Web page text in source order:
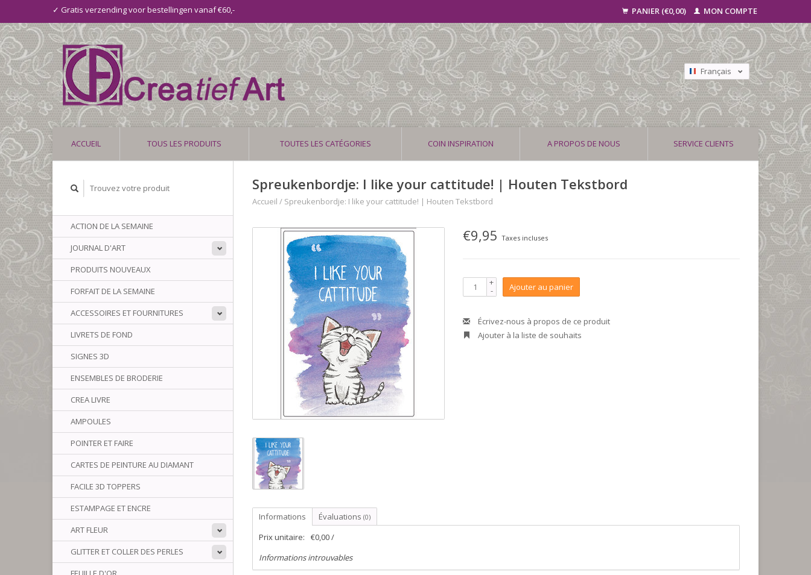
✓ Gratis verzending voor bestellingen vanaf €60,- PANIER (€0,00) MON COMPTE
Français
Nederlands
Deutsch
ACCUEIL TOUS LES PRODUITS TOUTES LES CATÉGORIES COIN INSPIRATION A PROPOS DE NOUS SERVICE CLIENTS
ACTION DE LA SEMAINE
JOURNAL D'ART
PRODUITS NOUVEAUX
FORFAIT DE LA SEMAINE
ACCESSOIRES ET FOURNITURES
LIVRETS DE FOND
SIGNES 3D
ENSEMBLES DE BRODERIE
CREA LIVRE
AMPOULES
POINTER ET FAIRE
CARTES DE PEINTURE AU DIAMANT
FACILE 3D TOPPERS
ESTAMPAGE ET ENCRE
ART FLEUR
GLITTER ET COLLER DES PERLES
Spreukenbordje: I like your cattitude! | Houten Tekstbord
Accueil / Spreukenbordje: I like your cattitude! | Houten Tekstbord
€9,95Taxes incluses
+
- Ajouter au panier
Écrivez-nous à propos de ce produit
Ajouter à la liste de souhaits
Informations Évaluations (0)
Prix unitaire:
€0,00 /
Informations introuvables